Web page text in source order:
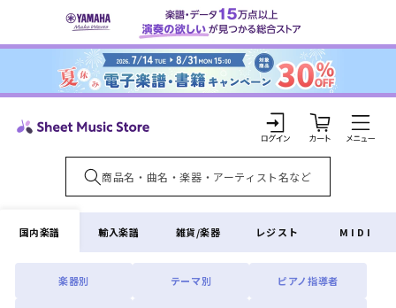
ンツに
ロ
グ
イ
ン
カ
ー
ト
国内楽譜
楽器別 テーマ別 ピアノ指導者
輸入楽譜 雑貨/楽器 レジスト MIDI